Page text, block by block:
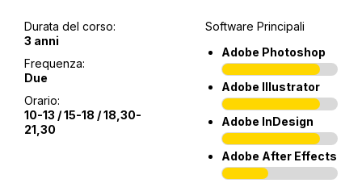
Durata del corso:
3 anni
Frequenza:
Due
Orario:
10-13 / 15-18 / 18,30-
21,30
Software Principali
Adobe Photoshop
Adobe Illustrator
Adobe InDesign
Adobe After Effects